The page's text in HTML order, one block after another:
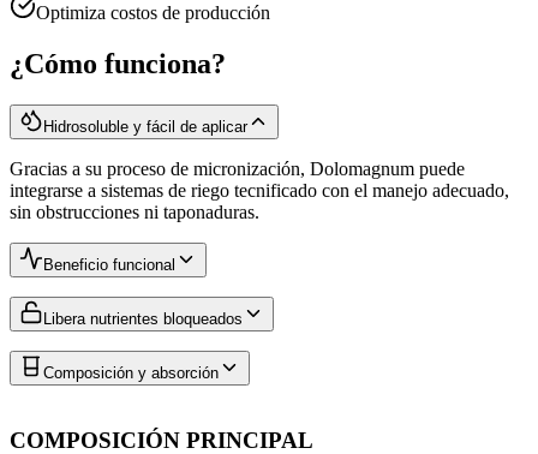
Optimiza costos de producción
¿Cómo funciona?
Hidrosoluble y fácil de aplicar
Gracias a su proceso de micronización, Dolomagnum puede
integrarse a sistemas de riego tecnificado con el manejo adecuado,
sin obstrucciones ni taponaduras.
Beneficio funcional
Libera nutrientes bloqueados
Composición y absorción
COMPOSICIÓN PRINCIPAL